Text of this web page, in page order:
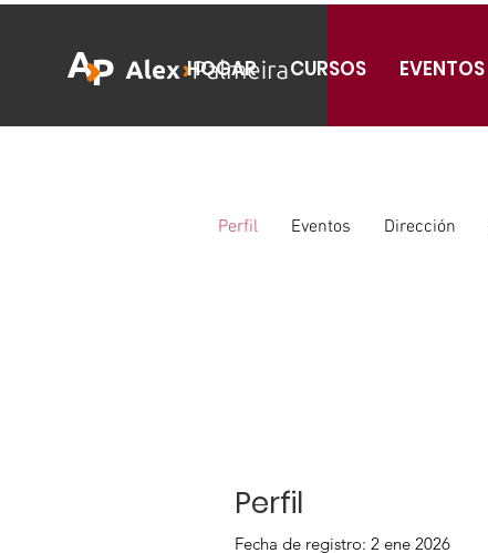
HOGAR CURSOS EVENTOS
Perfil
Fecha de registro: 2 ene 2026
Perfil Eventos Dirección